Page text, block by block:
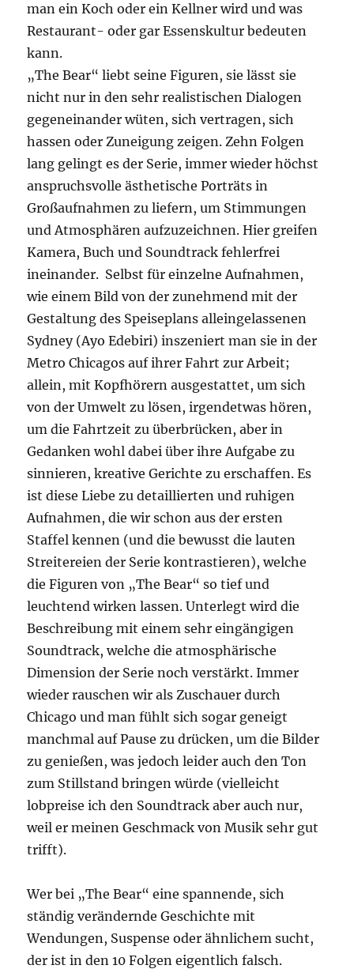
man ein Koch oder ein Kellner wird und was
Restaurant- oder gar Essenskultur bedeuten
kann.
„The Bear“ liebt seine Figuren, sie lässt sie
nicht nur in den sehr realistischen Dialogen
gegeneinander wüten, sich vertragen, sich
hassen oder Zuneigung zeigen. Zehn Folgen
lang gelingt es der Serie, immer wieder höchst
anspruchsvolle ästhetische Porträts in
Großaufnahmen zu liefern, um Stimmungen
und Atmosphären aufzuzeichnen. Hier greifen
Kamera, Buch und Soundtrack fehlerfrei
ineinander. Selbst für einzelne Aufnahmen,
wie einem Bild von der zunehmend mit der
Gestaltung des Speiseplans alleingelassenen
Sydney (Ayo Edebiri) inszeniert man sie in der
Metro Chicagos auf ihrer Fahrt zur Arbeit;
allein, mit Kopfhörern ausgestattet, um sich
von der Umwelt zu lösen, irgendetwas hören,
um die Fahrtzeit zu überbrücken, aber in
Gedanken wohl dabei über ihre Aufgabe zu
sinnieren, kreative Gerichte zu erschaffen. Es
ist diese Liebe zu detaillierten und ruhigen
Aufnahmen, die wir schon aus der ersten
Staffel kennen (und die bewusst die lauten
Streitereien der Serie kontrastieren), welche
die Figuren von „The Bear“ so tief und
leuchtend wirken lassen. Unterlegt wird die
Beschreibung mit einem sehr eingängigen
Soundtrack, welche die atmosphärische
Dimension der Serie noch verstärkt. Immer
wieder rauschen wir als Zuschauer durch
Chicago und man fühlt sich sogar geneigt
manchmal auf Pause zu drücken, um die Bilder
zu genießen, was jedoch leider auch den Ton
zum Stillstand bringen würde (vielleicht
lobpreise ich den Soundtrack aber auch nur,
weil er meinen Geschmack von Musik sehr gut
trifft).
Wer bei „The Bear“ eine spannende, sich
ständig verändernde Geschichte mit
Wendungen, Suspense oder ähnlichem sucht,
der ist in den 10 Folgen eigentlich falsch.